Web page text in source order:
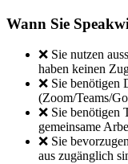
Wann Sie
❌ Sie nutzen
haben keinen
❌ Sie benötigen
(Zoom/Teams/
❌ Sie benötigen
gemeinsame
❌ Sie
aus zugänglich